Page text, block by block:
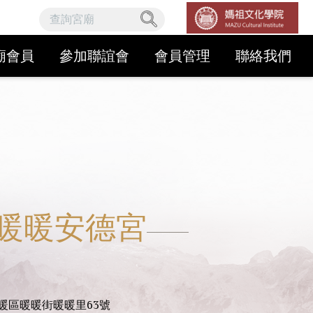
會員 參加聯誼會 會員管理 聯絡我們
暖安德宮
區暖暖街暖暖里63號